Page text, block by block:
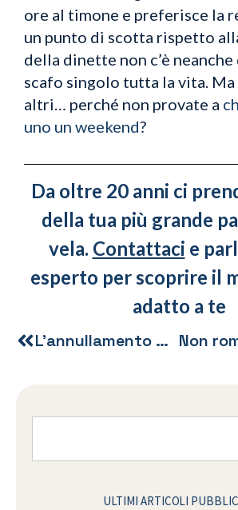
ore al timone e preferisce la
un punto di scotta rispetto
della dinette non c’è neanche
scafo singolo tutta la vita.
altri… perché non provate a
uno un weekend?
Da oltre 20 anni ci
della tua più grande
vela. Contattaci e
esperto per scoprire il
adatto a te
L’annullamento della Barcolana entra nei miti
ULTIMI ARTICOLI